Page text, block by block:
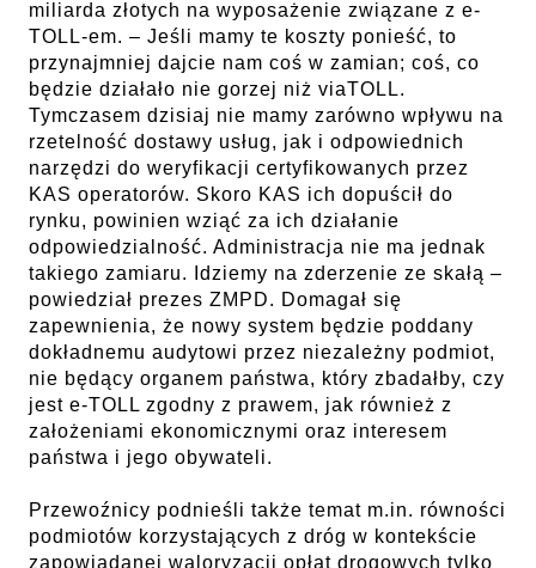
miliarda złotych na wyposażenie związane z e-
TOLL-em. – Jeśli mamy te koszty ponieść, to
przynajmniej dajcie nam coś w zamian; coś, co
będzie działało nie gorzej niż viaTOLL.
Tymczasem dzisiaj nie mamy zarówno wpływu na
rzetelność dostawy usług, jak i odpowiednich
narzędzi do weryfikacji certyfikowanych przez
KAS operatorów. Skoro KAS ich dopuścił do
rynku, powinien wziąć za ich działanie
odpowiedzialność. Administracja nie ma jednak
takiego zamiaru. Idziemy na zderzenie ze skałą –
powiedział prezes ZMPD. Domagał się
zapewnienia, że nowy system będzie poddany
dokładnemu audytowi przez niezależny podmiot,
nie będący organem państwa, który zbadałby, czy
jest e-TOLL zgodny z prawem, jak również z
założeniami ekonomicznymi oraz interesem
państwa i jego obywateli.
Przewoźnicy podnieśli także temat m.in. równości
podmiotów korzystających z dróg w kontekście
zapowiadanej waloryzacji opłat drogowych tylko